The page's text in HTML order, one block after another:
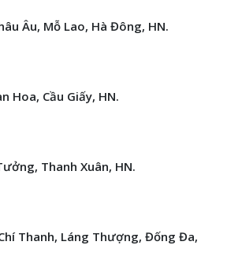
Âu, Mỗ Lao, Hà Đông, HN.
Hoa, Cầu Giấy, HN.
Thanh Xuân, HN.
Thanh, Láng Thượng, Đống Đa,